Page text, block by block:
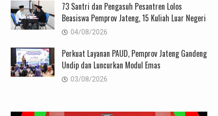
73 Santri dan Pengasuh Pesantren Lolos
Beasiswa Pemprov Jateng, 15 Kuliah Luar Negeri
04/08/2026
Perkuat Layanan PAUD, Pemprov Jateng Gandeng
Undip dan Luncurkan Modul Emas
03/08/2026